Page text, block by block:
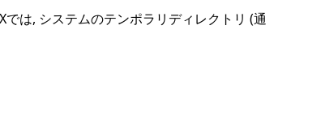
は, システムのテンポラリディレクトリ (通